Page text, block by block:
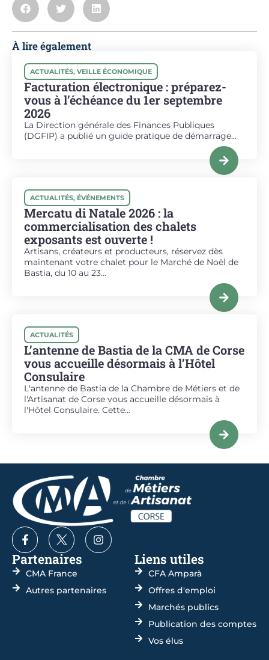
À lire également
ACTUALITÉS, VEILLE ÉCONOMIQUE
Facturation électronique : préparez-
vous à l’échéance du 1er septembre
2026
La Direction générale des Finances Publiques
(DGFIP) a publié un guide pratique de démarrage...
ACTUALITÉS, ÉVÉNEMENTS
Mercatu di Natale 2026 : la
commercialisation des chalets
exposants est ouverte !
Artisans, créateurs et producteurs, réservez dès
maintenant votre chalet pour le Marché de Noël de
Bastia, du 10 au 23...
ACTUALITÉS
L’antenne de Bastia de la CMA de Corse
vous accueille désormais à l’Hôtel
Consulaire
L'antenne de Bastia de la Chambre de Métiers et de
l'Artisanat de Corse vous accueille désormais à
l'Hôtel Consulaire. Cette...
Partenaires
CMA France
Autres partenaires
Liens utiles
CFA Amparà
Offres d'emploi
Marchés publics
Publication des comptes
Vos élus